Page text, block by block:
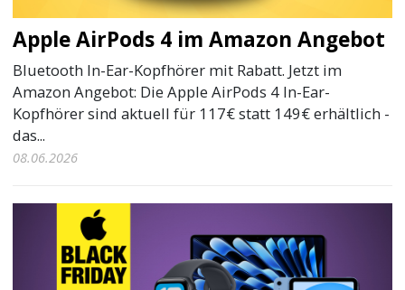
Apple AirPods 4 im Amazon Angebot
Bluetooth In-Ear-Kopfhörer mit Rabatt. Jetzt im
Amazon Angebot: Die Apple AirPods 4 In-Ear-
Kopfhörer sind aktuell für 117€ statt 149€ erhältlich -
das...
08.06.2026